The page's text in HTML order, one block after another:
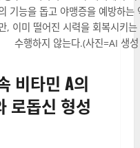
기능을 돕고 야맹증을 예방하는
, 이미 떨어진 시력을 회복시키는
수행하지 않는다.(사진=AI 생
비타민 A의
로돕신 형성